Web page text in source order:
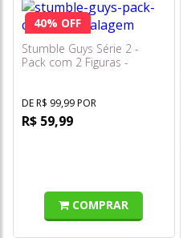
40% OFF
Stumble Guys Série 2 -
Pack com 2 Figuras -
DE R$ 99,99 POR
R$ 59,99
COMPRAR